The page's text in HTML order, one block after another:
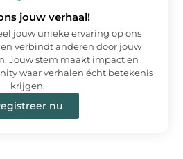
jouw verhaal!
jouw unieke ervaring op ons
verbindt anderen door jouw
Jouw stem maakt impact en
waar verhalen écht betekenis
krijgen.
nu